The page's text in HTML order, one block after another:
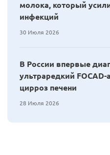
молока, который
инфекций
30 Июля 2026
В России впервые
ультраредкий
цирроз печени
28 Июля 2026